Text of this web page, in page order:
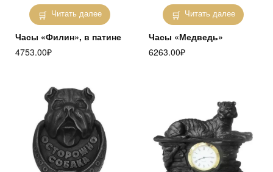
Читать далее
Часы «Филин», в патине
4753.00₽
Читать далее
Часы «Медведь»
6263.00₽